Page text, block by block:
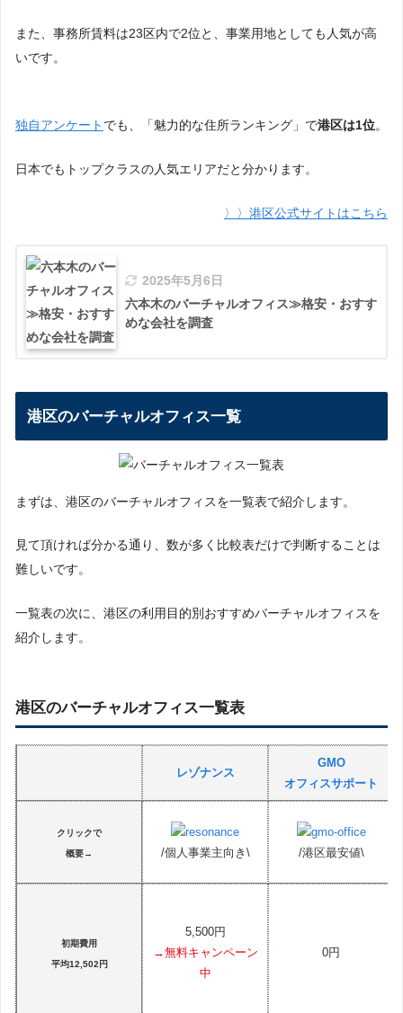
また、事務所賃料は23区内で2位と、事業用地としても人気が高
いです。
独自アンケート でも、「魅力的な住所ランキング」で港区は1位。
日本でもトップクラスの人気エリアだと分かります。
〉〉港区公式サイトはこちら
2025年5月6日
六本木のバーチャルオフィス≫格安・おすす
めな会社を調査
港区のバーチャルオフィス一覧
まずは、港区のバーチャルオフィスを一覧表で紹介します。
見て頂ければ分かる通り、数が多く比較表だけで判断することは
難しいです。
一覧表の次に、港区の利用目的別おすすめバーチャルオフィスを
紹介します。
港区のバーチャルオフィス一覧表
レゾナンス
GMO
オフィスサポート
クリックで
概要→ /個人事業主向き\ /港区最安値\
初期費用
平均12,502円
5,500円
→無料キャンペーン
中
0円